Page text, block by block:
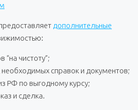
дополнительные
“на чистоту”;
справок и документов;
РФ по выгодному курсу;
и сделка.